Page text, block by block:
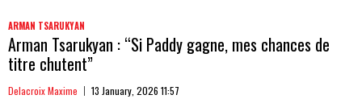
ARMAN TSARUKYAN
Arman Tsarukyan : “Si Paddy gagne, mes chances de
titre chutent”
Delacroix Maxime 13 January, 2026 11:57